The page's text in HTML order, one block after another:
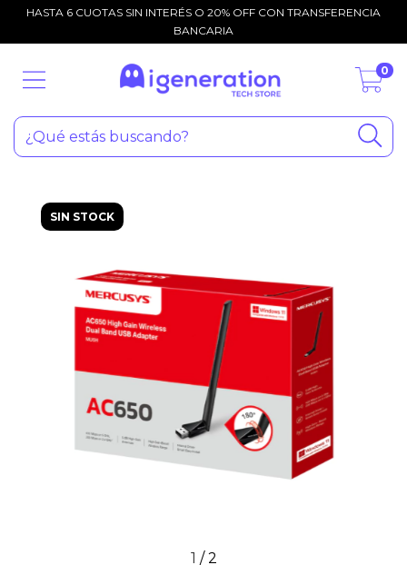
HASTA 6 CUOTAS SIN INTERÉS O 20% OFF CON TRANSFERENCIA
BANCARIA
0
SIN STOCK
1 /2